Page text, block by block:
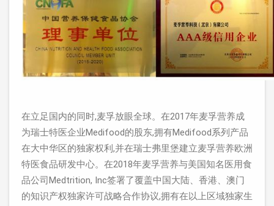
在立足国内的同时,麦孚放眼全球。在2017年麦孚营养成
为瑞士特医企业Medifood的股东,拥有Medifood系列产品
在大中华区的独家权利,并在瑞士弗里堡建立麦孚营养欧洲
特医食品研发中心。在2018年麦孚营养与美国知名医用食
品公司Medtrition, Inc签署了覆盖中国大陆、香港、澳门
的知识产权独家许可战略合作协议,拥有在以上区域独家生